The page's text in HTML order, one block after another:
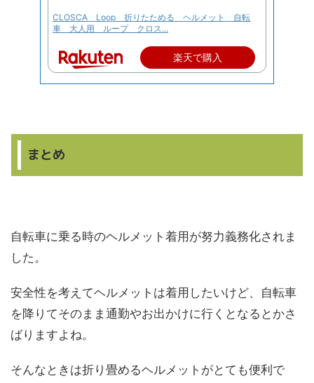
CLOSCA Loop 折りたためる ヘルメット 自転
車 大人用 ループ クロス...
楽天で購入
まとめ
自転車に乗る時のヘルメット着用が努力義務化されま
した。
安全性を考えてヘルメットは着用したいけど、自転車
を降りてそのまま通勤やお出かけに行くとなるとかさ
ばりますよね。
そんなときは折り畳めるヘルメットがとても便利で